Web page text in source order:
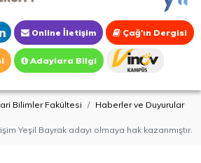
Online İletişim Çağ'ın Dergisi
Adaylara Bilgi
Bilimler Fakültesi
Haberler ve Duyurular
Yeşil Bayrak adayı olmaya hak kazanmıştır.